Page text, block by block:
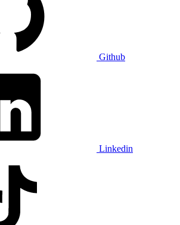
Github
Linkedin